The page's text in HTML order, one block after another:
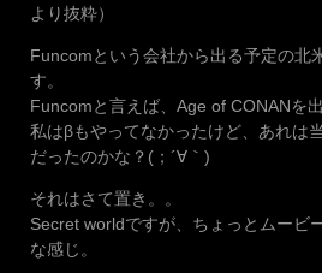
より抜粋）
Funcomという会社から出る予定の北
す。
Funcomと言えば、Age of CONANを
私はβもやってなかったけど、あれは
だったのかな？(；´∀｀)
それはさて置き。。
Secret worldですが、ちょっとムービ
な感じ。